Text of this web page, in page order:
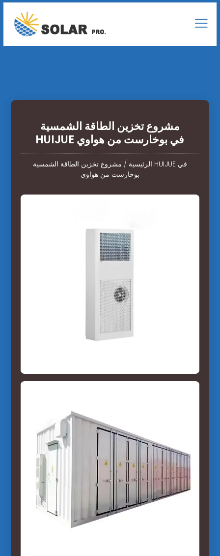
مشروع تخزين الطاقة الشمسية
HUIJUE في بوخارست من هواوي
الرئيسية / مشروع تخزين الطاقة الشمسية HUIJUE في
بوخارست من هواوي